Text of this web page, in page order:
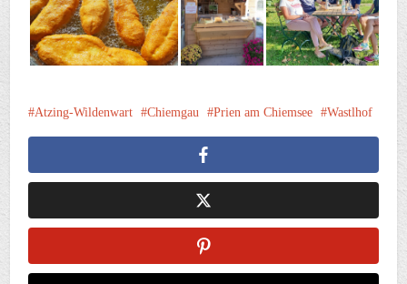
Atzing-Wildenwart Chiemgau Prien am Chiemsee Wastlhof